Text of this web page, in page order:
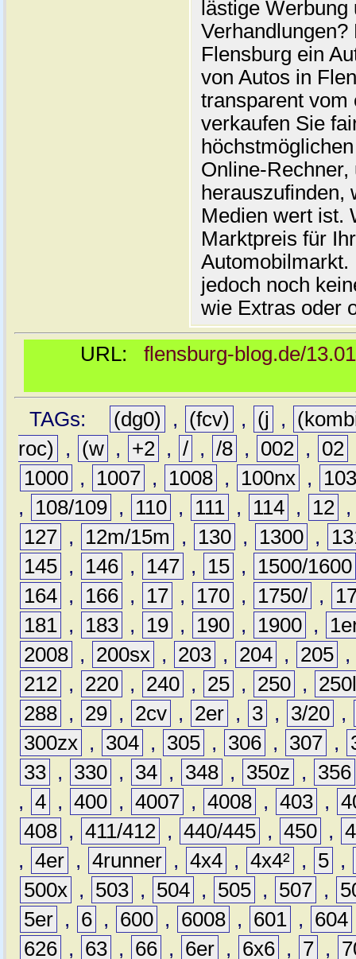
lästige
Flensburg ein
von Autos in
transparent vom
verkaufen Sie
Online-
herauszufinden,
Medien wert ist.
Marktpreis für
jedoch noch
wie Extras oder
URL: flensburg-blog.de/
TAGs: (dg0) , (fcv) , (j ,
roc)
, (w , +2 , / , /8 , 002 , 02
1000 , 1007 , 1008 , 100nx ,
,
108/109 , 110 , 111 , 114 , 12
127 , 12m/15m , 130 , 1300 ,
145 , 146 , 147 , 15 ,
1500/1600
164 , 166 , 17 , 170 , 1750/ ,
181 , 183 , 19 , 190 , 1900 ,
2008 , 200sx , 203 , 204 , 205 ,
212 , 220 , 240 , 25 , 250 ,
288 , 29 , 2cv , 2er , 3 , 3/20 ,
300zx , 304 , 305 , 306 , 307 ,
33 , 330 , 34 , 348 , 350z ,
356
, 4 , 400 , 4007 , 4008 , 403 ,
408 , 411/412 , 440/445 , 450 ,
, 4er , 4runner , 4x4 , 4x4² , 5 ,
500x , 503 , 504 , 505 , 507 ,
5er , 6 , 600 , 6008 , 601 , 604
626 , 63 , 66 , 6er , 6x6 , 7 ,